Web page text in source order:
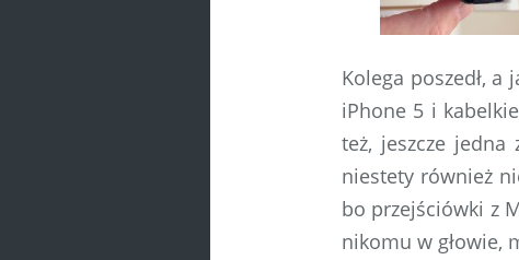
Kolega poszedł,
iPhone 5 i
też, jeszcze jedna
niestety również
bo przejściówki z
nikomu w głowie,